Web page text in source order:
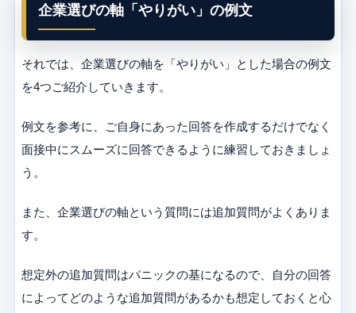
企業選びの軸「やりがい」の例文
それでは、企業選びの軸を「やりがい」とした場合の例文
を4つご紹介していきます。
例文を参考に、ご自身にあった回答を作成するだけでなく
面接中にスムーズに回答できるように練習しておきましょ
う。
また、企業選びの軸という質問には追加質問がよくありま
す。
想定外の追加質問はパニックの基になるので、自分の回答
によってどのような追加質問があるかも想定しておくと心